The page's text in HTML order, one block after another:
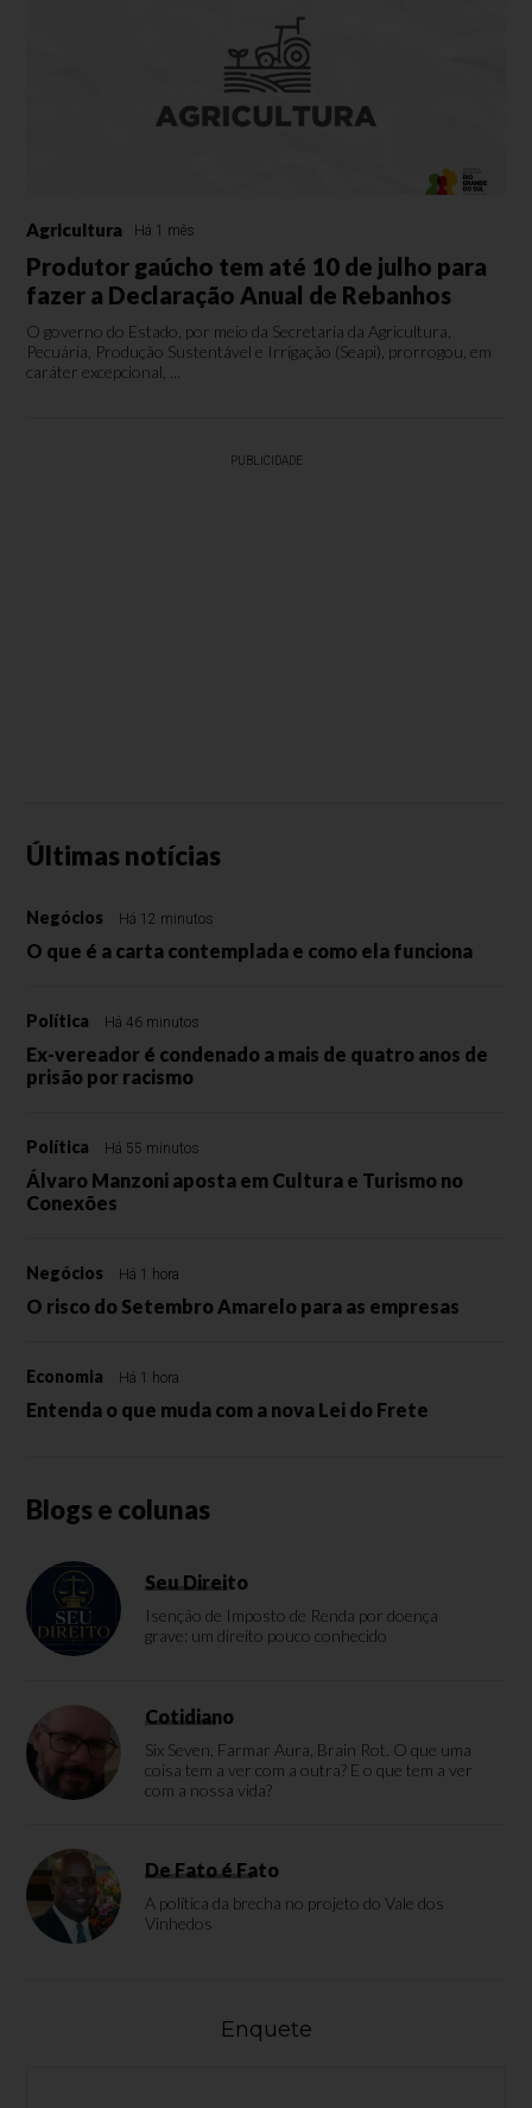
Agricultura Há 1 mês
Produtor gaúcho tem até 10 de julho para
fazer a Declaração Anual de Rebanhos
O governo do Estado, por meio da Secretaria da Agricultura,
Pecuária, Produção Sustentável e Irrigação (Seapi), prorrogou, em
caráter excepcional, ...
PUBLICIDADE
Últimas notícias
Negócios Há 12 minutos
O que é a carta contemplada e como ela funciona
Política Há 46 minutos
Ex-vereador é condenado a mais de quatro anos de
prisão por racismo
Política Há 55 minutos
Álvaro Manzoni aposta em Cultura e Turismo no
Conexões
Negócios Há 1 hora
O risco do Setembro Amarelo para as empresas
Economia Há 1 hora
Entenda o que muda com a nova Lei do Frete
Blogs e colunas
Seu Direito
Isenção de Imposto de Renda por doença
grave: um direito pouco conhecido
Cotidiano
Six Seven, Farmar Aura, Brain Rot. O que uma
coisa tem a ver com a outra? E o que tem a ver
com a nossa vida?
De Fato é Fato
A política da brecha no projeto do Vale dos
Vinhedos
Enquete